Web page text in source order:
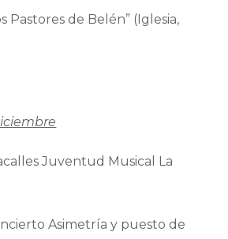
Pastores de Belén” (Iglesia,
Juventud Musical La
Asimetría y puesto de